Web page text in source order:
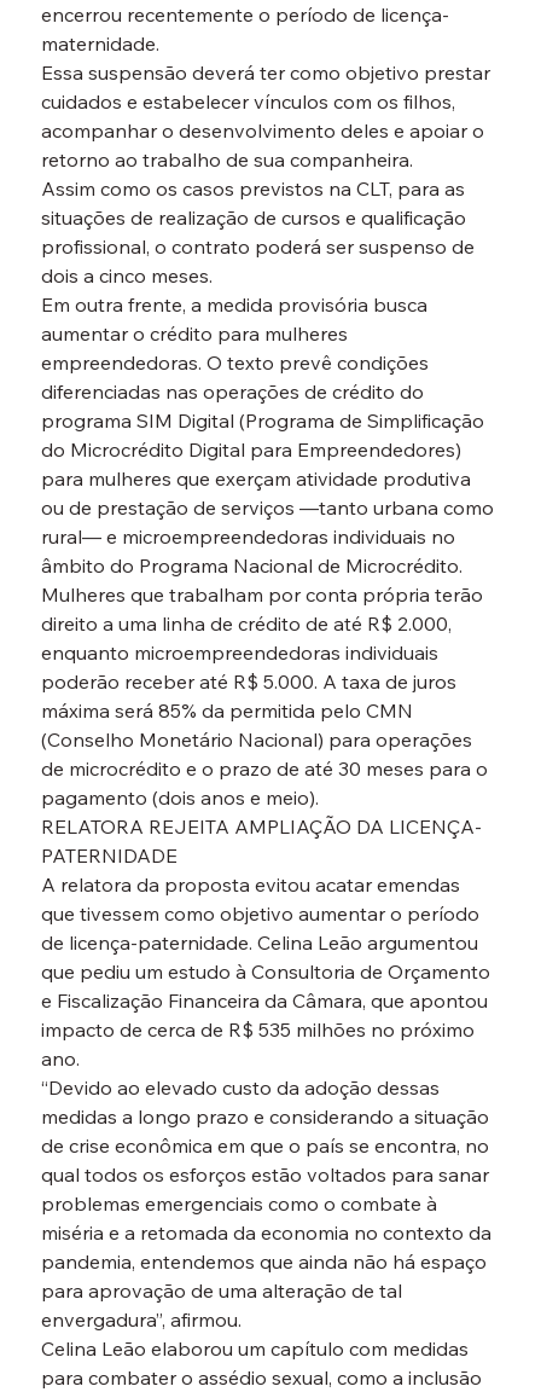
encerrou recentemente o período de licença-
maternidade.
Essa suspensão deverá ter como objetivo prestar
cuidados e estabelecer vínculos com os filhos,
acompanhar o desenvolvimento deles e apoiar o
retorno ao trabalho de sua companheira.
Assim como os casos previstos na CLT, para as
situações de realização de cursos e qualificação
profissional, o contrato poderá ser suspenso de
dois a cinco meses.
Em outra frente, a medida provisória busca
aumentar o crédito para mulheres
empreendedoras. O texto prevê condições
diferenciadas nas operações de crédito do
programa SIM Digital (Programa de Simplificação
do Microcrédito Digital para Empreendedores)
para mulheres que exerçam atividade produtiva
ou de prestação de serviços —tanto urbana como
rural— e microempreendedoras individuais no
âmbito do Programa Nacional de Microcrédito.
Mulheres que trabalham por conta própria terão
direito a uma linha de crédito de até R$ 2.000,
enquanto microempreendedoras individuais
poderão receber até R$ 5.000. A taxa de juros
máxima será 85% da permitida pelo CMN
(Conselho Monetário Nacional) para operações
de microcrédito e o prazo de até 30 meses para o
pagamento (dois anos e meio).
RELATORA REJEITA AMPLIAÇÃO DA LICENÇA-
PATERNIDADE
A relatora da proposta evitou acatar emendas
que tivessem como objetivo aumentar o período
de licença-paternidade. Celina Leão argumentou
que pediu um estudo à Consultoria de Orçamento
e Fiscalização Financeira da Câmara, que apontou
impacto de cerca de R$ 535 milhões no próximo
ano.
“Devido ao elevado custo da adoção dessas
medidas a longo prazo e considerando a situação
de crise econômica em que o país se encontra, no
qual todos os esforços estão voltados para sanar
problemas emergenciais como o combate à
miséria e a retomada da economia no contexto da
pandemia, entendemos que ainda não há espaço
para aprovação de uma alteração de tal
envergadura”, afirmou.
Celina Leão elaborou um capítulo com medidas
para combater o assédio sexual, como a inclusão